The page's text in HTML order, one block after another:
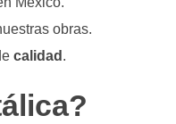
obras.
calidad .